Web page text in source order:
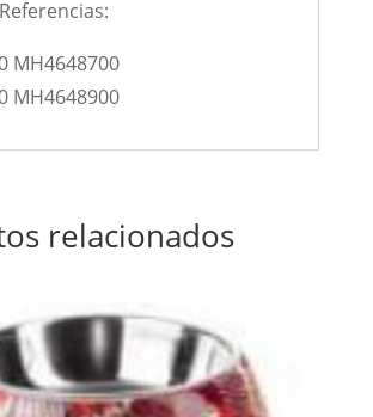
MH4648700
MH4648900
relacionados